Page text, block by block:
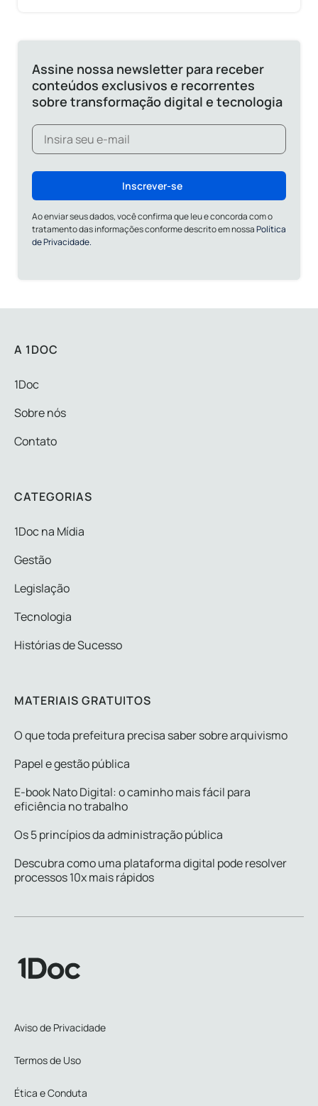
Assine nossa newsletter para receber
conteúdos exclusivos e recorrentes
sobre transformação digital e tecnologia
Inscrever-se
Ao enviar seus dados, você confirma que leu e concorda com o
tratamento das informações conforme descrito em nossaPolítica
de Privacidade.
A 1DOC
1Doc
Sobre nós
Contato
CATEGORIAS
1Doc na Mídia
Gestão
Legislação
Tecnologia
Histórias de Sucesso
MATERIAIS GRATUITOS
O que toda prefeitura precisa saber sobre arquivismo
Papel e gestão pública
E-book Nato Digital: o caminho mais fácil para
eficiência no trabalho
Os 5 princípios da administração pública
Descubra como uma plataforma digital pode resolver
processos 10x mais rápidos
Aviso de Privacidade
Termos de Uso
Ética e Conduta